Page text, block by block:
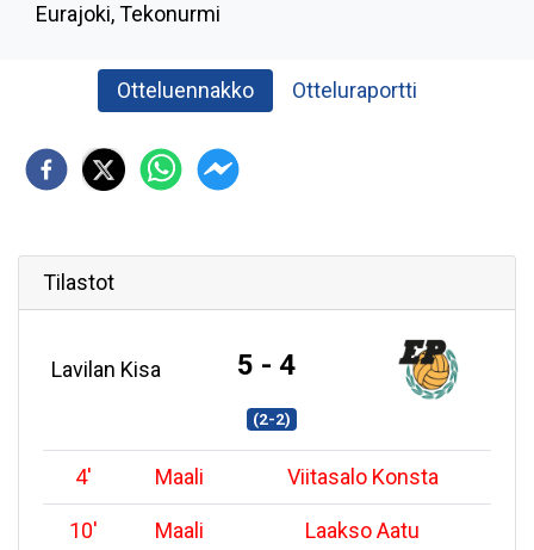
Eurajoki, Tekonurmi
Otteluennakko Otteluraportti
Tilastot
Lavilan Kisa 5 - 4
(2-2)
4' Maali Viitasalo Konsta
10' Maali Laakso Aatu